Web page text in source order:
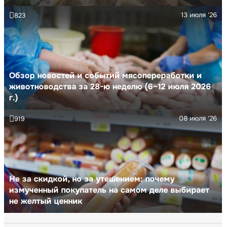
Обзор новостей и событий мясопереработки и
животноводства за 28-ю неделю (6–12 июля 2026
г.)
13 июля '26
823
Не за скидкой, но за утешением: почему
измученный покупатель на самом деле выбирает
не желтый ценник
08 июля '26
919